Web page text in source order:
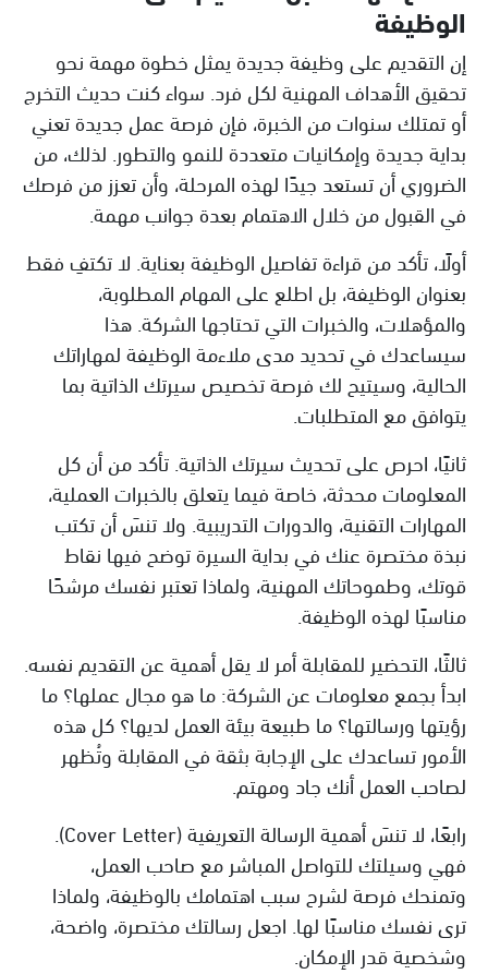
الوظيفة
إن التقديم على وظيفة جديدة يمثل خطوة مهمة نحو
تحقيق الأهداف المهنية لكل فرد. سواء كنت حديث التخرج
أو تمتلك سنوات من الخبرة، فإن فرصة عمل جديدة تعني
بداية جديدة وإمكانيات متعددة للنمو والتطور. لذلك، من
الضروري أن تستعد جيدًا لهذه المرحلة، وأن تعزز من فرصك
في القبول من خلال الاهتمام بعدة جوانب مهمة.
أولًا، تأكد من قراءة تفاصيل الوظيفة بعناية. لا تكتفِ فقط
بعنوان الوظيفة، بل اطلع على المهام المطلوبة،
والمؤهلات، والخبرات التي تحتاجها الشركة. هذا
سيساعدك في تحديد مدى ملاءمة الوظيفة لمهاراتك
الحالية، وسيتيح لك فرصة تخصيص سيرتك الذاتية بما
يتوافق مع المتطلبات.
ثانيًا، احرص على تحديث سيرتك الذاتية. تأكد من أن كل
المعلومات محدثة، خاصة فيما يتعلق بالخبرات العملية،
المهارات التقنية، والدورات التدريبية. ولا تنسَ أن تكتب
نبذة مختصرة عنك في بداية السيرة توضح فيها نقاط
قوتك، وطموحاتك المهنية، ولماذا تعتبر نفسك مرشحًا
مناسبًا لهذه الوظيفة.
ثالثًا، التحضير للمقابلة أمر لا يقل أهمية عن التقديم نفسه.
ابدأ بجمع معلومات عن الشركة: ما هو مجال عملها؟ ما
رؤيتها ورسالتها؟ ما طبيعة بيئة العمل لديها؟ كل هذه
الأمور تساعدك على الإجابة بثقة في المقابلة وتُظهر
لصاحب العمل أنك جاد ومهتم.
رابعًا، لا تنسَ أهمية الرسالة التعريفية (Cover Letter).
فهي وسيلتك للتواصل المباشر مع صاحب العمل،
وتمنحك فرصة لشرح سبب اهتمامك بالوظيفة، ولماذا
ترى نفسك مناسبًا لها. اجعل رسالتك مختصرة، واضحة،
وشخصية قدر الإمكان.